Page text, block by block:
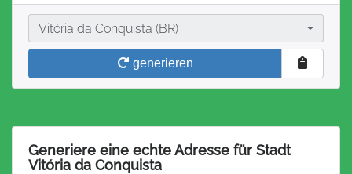
Stadt
Vitória da Conquista (BR)
generieren
Generiere eine echte Adresse für Stadt
Vitória da Conquista